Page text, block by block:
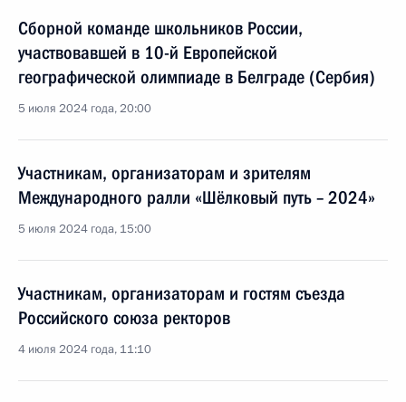
Cборной команде школьников России,
участвовавшей в 10-й Европейской
географической олимпиаде в Белграде (Сербия)
5 июля 2024 года, 20:00
Участникам, организаторам и зрителям
Международного ралли «Шёлковый путь – 2024»
5 июля 2024 года, 15:00
Участникам, организаторам и гостям съезда
Российского союза ректоров
4 июля 2024 года, 11:10